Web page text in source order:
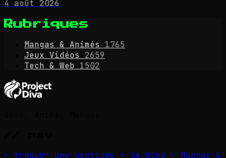
4 août 2026
Rubriques
Mangas & Animés
1765
Jeux Vidéos
2659
Tech & Web 1502
> trouver une boutique > le blog > Mangas &